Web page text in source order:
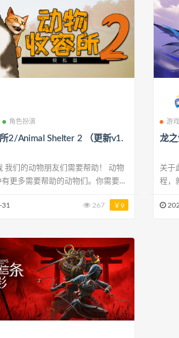
码添加好友24小时全人工微信号:需
信：bdwp18 如果微信添加频繁添加
信：bdwp1
尤其是你的
够以
角色扮演
2/Animal Shelter 2 （更新v1.
更多需要帮助的动物们。你需要为
大量的爱。幸运的是，这次你不会是
帮助，他们可以分担你的部分职责。
管理好员工们也是件不容
267 ￥9
游
龙
关于此游戏 【 少年
程，就此开始
尼与